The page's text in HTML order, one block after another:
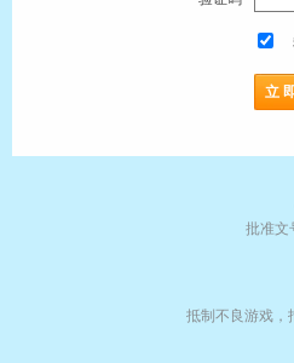
批准文
抵制不良游戏，